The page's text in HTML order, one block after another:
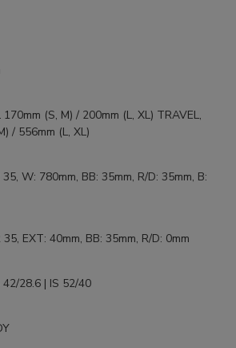
(S, M) / 200mm (L, XL) TRAVEL,
/ 556mm (L, XL)
35, W: 780mm, BB: 35mm, R/D: 35mm, B:
35, EXT: 40mm, BB: 35mm, R/D: 0mm
42/28.6 | IS 52/40